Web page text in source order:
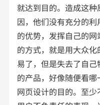
就达到目的。造成这
因，他们没有充分的
的优势，发挥自己的
的方式，就是用大众
易了，但是失去了自
的产品，好像随便看
网页设计的目的。至